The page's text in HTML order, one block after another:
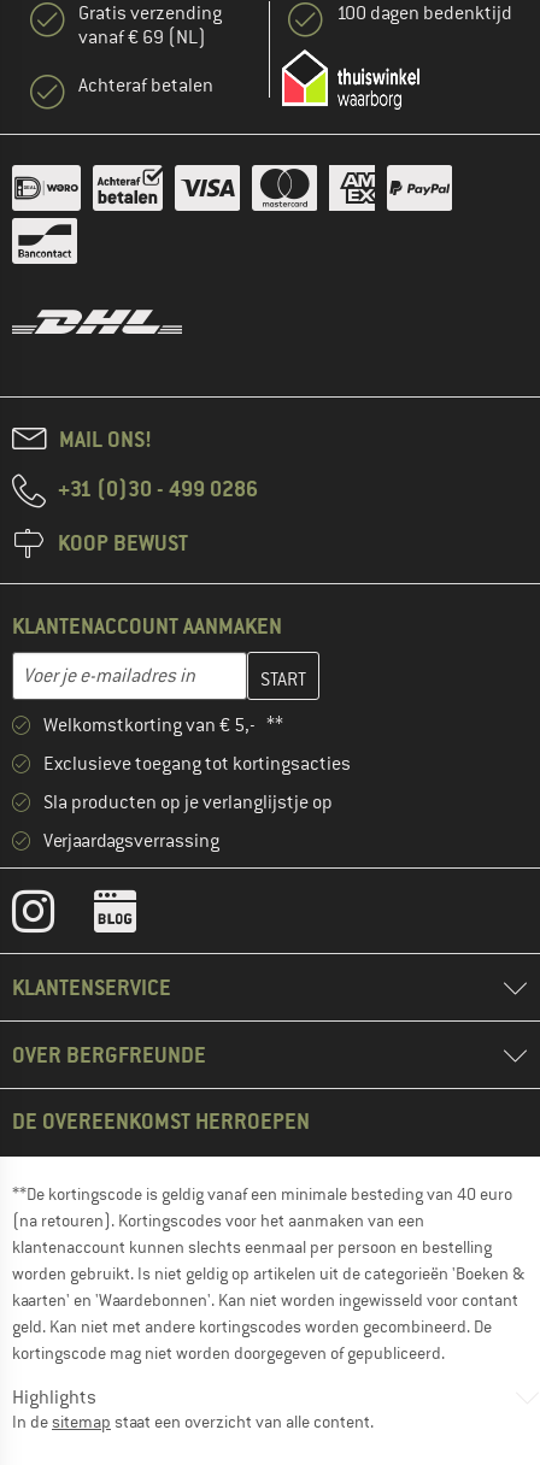
Gratis verzending
vanaf € 69 (NL)
Achteraf betalen
100 dagen bedenktijd
MAIL ONS!
+31 (0)30 - 499 0286
KOOP BEWUST
KLANTENACCOUNT AANMAKEN
E-mailadres
Vul je e-mailadres hier in en maak in de volgende stap je
Welkomstkorting van € 5,- **
Exclusieve toegang tot kortingsacties
Sla producten op je verlanglijstje op
Verjaardagsverrassing
KLANTENSERVICE
OVER BERGFREUNDE
DE OVEREENKOMST HERROEPEN
**De kortingscode is geldig vanaf een minimale besteding van 40 euro
(na retouren). Kortingscodes voor het aanmaken van een
klantenaccount kunnen slechts eenmaal per persoon en bestelling
worden gebruikt. Is niet geldig op artikelen uit de categorieën 'Boeken &
kaarten' en 'Waardebonnen'. Kan niet worden ingewisseld voor contant
geld. Kan niet met andere kortingscodes worden gecombineerd. De
kortingscode mag niet worden doorgegeven of gepubliceerd.
Highlights
In desitemap staat een overzicht van alle content.